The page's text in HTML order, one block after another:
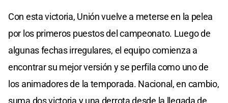
Con esta victoria, Unión vuelve a meterse en la pelea
por los primeros puestos del campeonato. Luego de
algunas fechas irregulares, el equipo comienza a
encontrar su mejor versión y se perfila como uno de
los animadores de la temporada. Nacional, en cambio,
suma dos victoria y una derrota desde la llegada de